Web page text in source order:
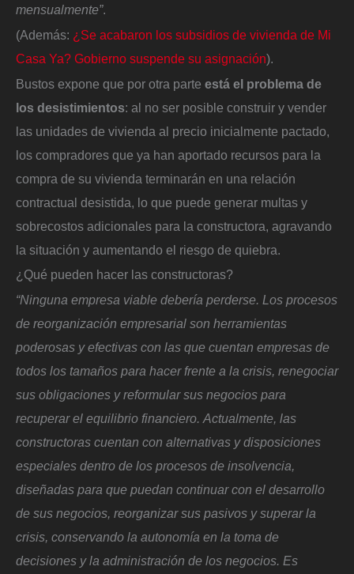
mensualmente”.
(Además: ¿Se acabaron los subsidios de vivienda de Mi
Casa Ya? Gobierno suspende su asignación).
Bustos expone que por otra parte está el problema de
los desistimientos: al no ser posible construir y vender
las unidades de vivienda al precio inicialmente pactado,
los compradores que ya han aportado recursos para la
compra de su vivienda terminarán en una relación
contractual desistida, lo que puede generar multas y
sobrecostos adicionales para la constructora, agravando
la situación y aumentando el riesgo de quiebra.
¿Qué pueden hacer las constructoras?
“Ninguna empresa viable debería perderse. Los procesos
de reorganización empresarial son herramientas
poderosas y efectivas con las que cuentan empresas de
todos los tamaños para hacer frente a la crisis, renegociar
sus obligaciones y reformular sus negocios para
recuperar el equilibrio financiero. Actualmente, las
constructoras cuentan con alternativas y disposiciones
especiales dentro de los procesos de insolvencia,
diseñadas para que puedan continuar con el desarrollo
de sus negocios, reorganizar sus pasivos y superar la
crisis, conservando la autonomía en la toma de
decisiones y la administración de los negocios. Es